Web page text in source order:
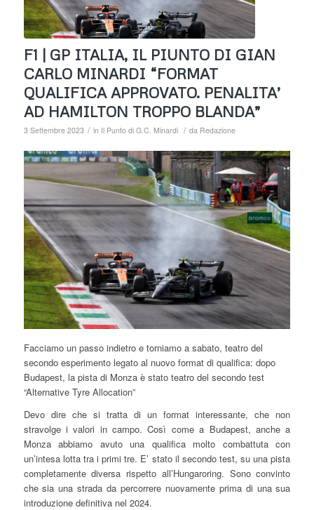
F1 | GP ITALIA, IL PIUNTO DI GIAN
CARLO MINARDI “FORMAT
QUALIFICA APPROVATO. PENALITA’
AD HAMILTON TROPPO BLANDA”
3 Settembre 2023 / in Il Punto di G.C. Minardi / da Redazione
Facciamo un passo indietro e torniamo a sabato, teatro del
secondo esperimento legato al nuovo format di qualifica: dopo
Budapest, la pista di Monza è stato teatro del secondo test
“Alternative Tyre Allocation”
Devo dire che si tratta di un format interessante, che non
stravolge i valori in campo. Così come a Budapest, anche a
Monza abbiamo avuto una qualifica molto combattuta con
un’intesa lotta tra i primi tre. E’ stato il secondo test, su una pista
completamente diversa rispetto all’Hungaroring. Sono convinto
che sia una strada da percorrere nuovamente prima di una sua
introduzione definitiva nel 2024.